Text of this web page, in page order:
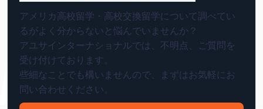
アメリカ高校留学・高校交換留学について調べてい
るがよく分からないと悩んでいませんか？
アユサインターナショナルでは、不明点、ご質問を
受け付けております。
些細なことでも構いませんので、まずはお気軽にお
問い合わせください。